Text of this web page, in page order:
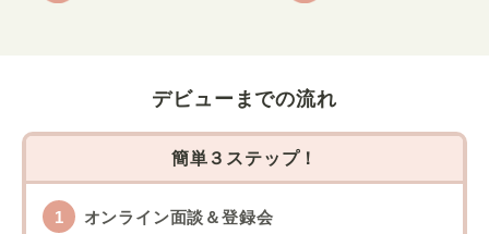
デビューまでの流れ
簡単３ステップ！
オンライン面談＆登録会